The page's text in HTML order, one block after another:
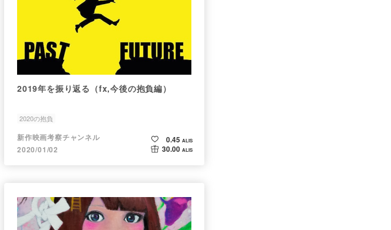
2019年を振り返る（fx,今後の抱負編）
2020の抱負
新作映画考察チャンネル
2020/01/02
0.45 ALIS
30.00 ALIS